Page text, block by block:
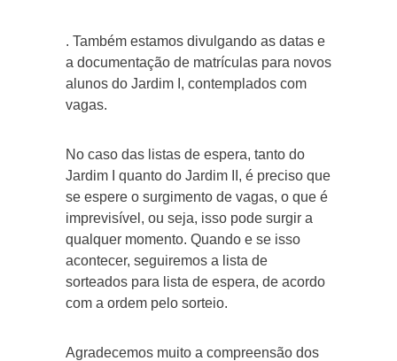
. Também estamos divulgando as datas e
a documentação de matrículas para novos
alunos do Jardim I, contemplados com
vagas.
No caso das listas de espera, tanto do
Jardim I quanto do Jardim II, é preciso que
se espere o surgimento de vagas, o que é
imprevisível, ou seja, isso pode surgir a
qualquer momento. Quando e se isso
acontecer, seguiremos a lista de
sorteados para lista de espera, de acordo
com a ordem pelo sorteio.
Agradecemos muito a compreensão dos